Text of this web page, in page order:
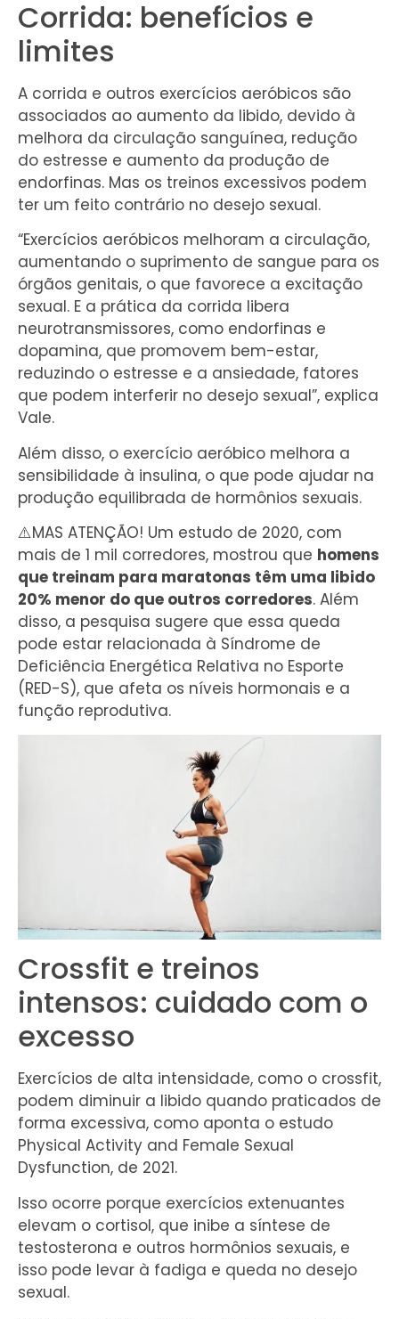
Corrida: benefícios e
limites
A corrida e outros exercícios aeróbicos são
associados ao aumento da libido, devido à
melhora da circulação sanguínea, redução
do estresse e aumento da produção de
endorfinas. Mas os treinos excessivos podem
ter um feito contrário no desejo sexual.
“Exercícios aeróbicos melhoram a circulação,
aumentando o suprimento de sangue para os
órgãos genitais, o que favorece a excitação
sexual. E a prática da corrida libera
neurotransmissores, como endorfinas e
dopamina, que promovem bem-estar,
reduzindo o estresse e a ansiedade, fatores
que podem interferir no desejo sexual”, explica
Vale.
Além disso, o exercício aeróbico melhora a
sensibilidade à insulina, o que pode ajudar na
produção equilibrada de hormônios sexuais.
⚠️MAS ATENÇÃO! Um estudo de 2020, com
mais de 1 mil corredores, mostrou que homens
que treinam para maratonas têm uma libido
20% menor do que outros corredores. Além
disso, a pesquisa sugere que essa queda
pode estar relacionada à Síndrome de
Deficiência Energética Relativa no Esporte
(RED-S), que afeta os níveis hormonais e a
função reprodutiva.
Crossfit e treinos
intensos: cuidado com o
excesso
Exercícios de alta intensidade, como o crossfit,
podem diminuir a libido quando praticados de
forma excessiva, como aponta o estudo
Physical Activity and Female Sexual
Dysfunction, de 2021.
Isso ocorre porque exercícios extenuantes
elevam o cortisol, que inibe a síntese de
testosterona e outros hormônios sexuais, e
isso pode levar à fadiga e queda no desejo
sexual.